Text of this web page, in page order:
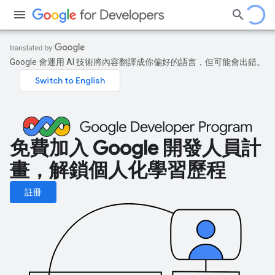
Google 會運用 AI 技術將內容翻譯成你偏好的語言，但可能會出錯。
免費加入 Google 開發人員計
畫，解鎖個人化學習歷程
註冊